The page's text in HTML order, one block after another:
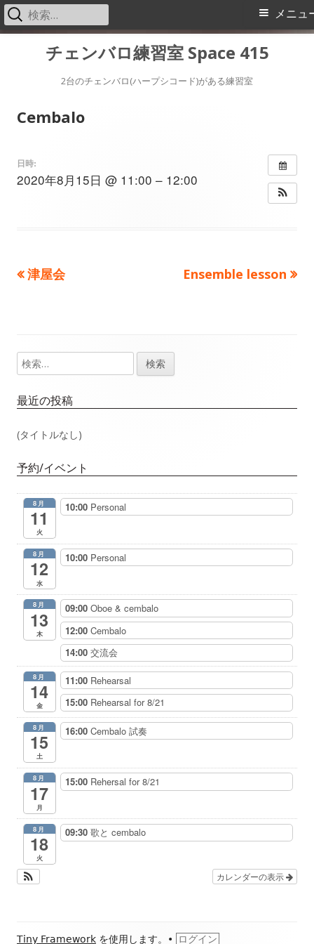
チェンバロ練習室 Space 415
2台のチェンバロ(ハープシコード)がある練習室
メ
メニュ
検
索:
Cembalo
日時:
2020年8月15日 @ 11:00 – 12:00
投
ビ
ゲ
ー
シ
ョ
ン
前
津屋会
次
Ensemble lesson
メ
イ
ン
ド
バ
検
索:
最近の投稿
(タイトルなし)
予約/イベント
8月
11
火
10:00 Personal
8月
12
水
10:00 Personal
8月
13
木
09:00 Oboe & cembalo
12:00 Cembalo
14:00 交流会
8月
14
金
11:00 Rehearsal
15:00 Rehearsal for 8/21
8月
15
土
16:00 Cembalo 試奏
8月
17
月
15:00 Rehersal for 8/21
8月
18
火
09:30 歌と cembalo
カレンダーの表示
フ
Tiny Framework を使用します。 • ログイン